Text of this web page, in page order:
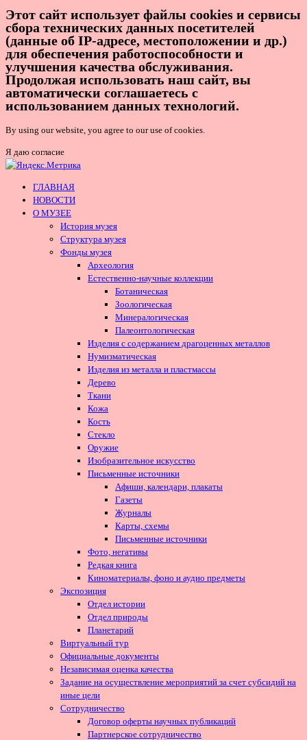
Этот сайт использует файлы cookies и сервисы
сбора технических данных посетителей
(данные об IP-адресе, местоположении и др.)
для обеспечения работоспособности и
улучшения качества обслуживания.
Продолжая использовать наш сайт, вы
автоматически соглашаетесь с
использованием данных технологий.
By using our website, you agree to our use of cookies.
Я даю согласие
ГЛАВНАЯ
НОВОСТИ
О МУЗЕЕ
История музея
Структура музея
Фонды музея
Археология
Естественно-научные коллекции
Ботаническая
Зоологическая
Минералогическая
Палеонтологическая
Изделия с содержанием драгоценных металлов
Нумизматическая
Изделия из металла и пластмассы
Дерево
Ткани
Кожа
Кость
Стекло
Оружие
Изобразительное искусство
Письменные источники
Афиши, календари, плакаты
Газеты
Журналы
Карты, схемы
Письменные источники
Фото, негативы
Редкая книга
Киноматериалы, фоно и аудио предметы
Экспозиция
Отдел истории
Отдел природы
Планетарий
Виртуальный тур
Официальные документы
Независимая оценка качества
Задание на осуществление мероприятий за счет субсидий на
иные цели
Сотрудничество
Договор оферты научных публикаций
Партнерское сотрудничество